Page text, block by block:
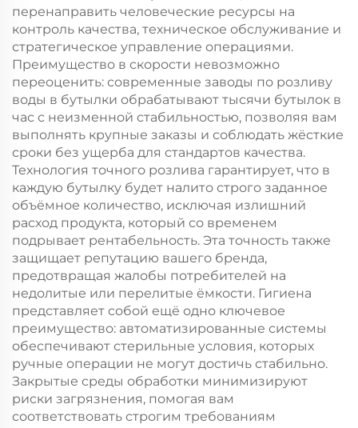
перенаправить человеческие ресурсы на
контроль качества, техническое обслуживание и
стратегическое управление операциями.
Преимущество в скорости невозможно
переоценить: современные заводы по розливу
воды в бутылки обрабатывают тысячи бутылок в
час с неизменной стабильностью, позволяя вам
выполнять крупные заказы и соблюдать жёсткие
сроки без ущерба для стандартов качества.
Технология точного розлива гарантирует, что в
каждую бутылку будет налито строго заданное
объёмное количество, исключая излишний
расход продукта, который со временем
подрывает рентабельность. Эта точность также
защищает репутацию вашего бренда,
предотвращая жалобы потребителей на
недолитые или перелитые ёмкости. Гигиена
представляет собой ещё одно ключевое
преимущество: автоматизированные системы
обеспечивают стерильные условия, которых
ручные операции не могут достичь стабильно.
Закрытые среды обработки минимизируют
риски загрязнения, помогая вам
соответствовать строгим требованиям